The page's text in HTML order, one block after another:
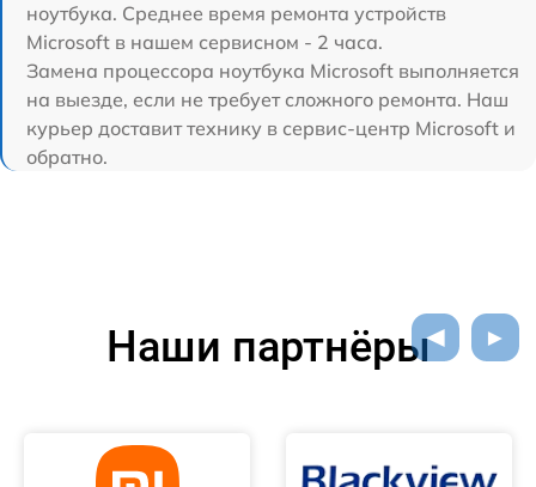
ноутбука. Среднее время ремонта устройств
Microsoft в нашем сервисном - 2 часа.
Замена процессора ноутбука Microsoft выполняется
на выезде, если не требует сложного ремонта. Наш
курьер доставит технику в сервис-центр Microsoft и
обратно.
Наши партнёры